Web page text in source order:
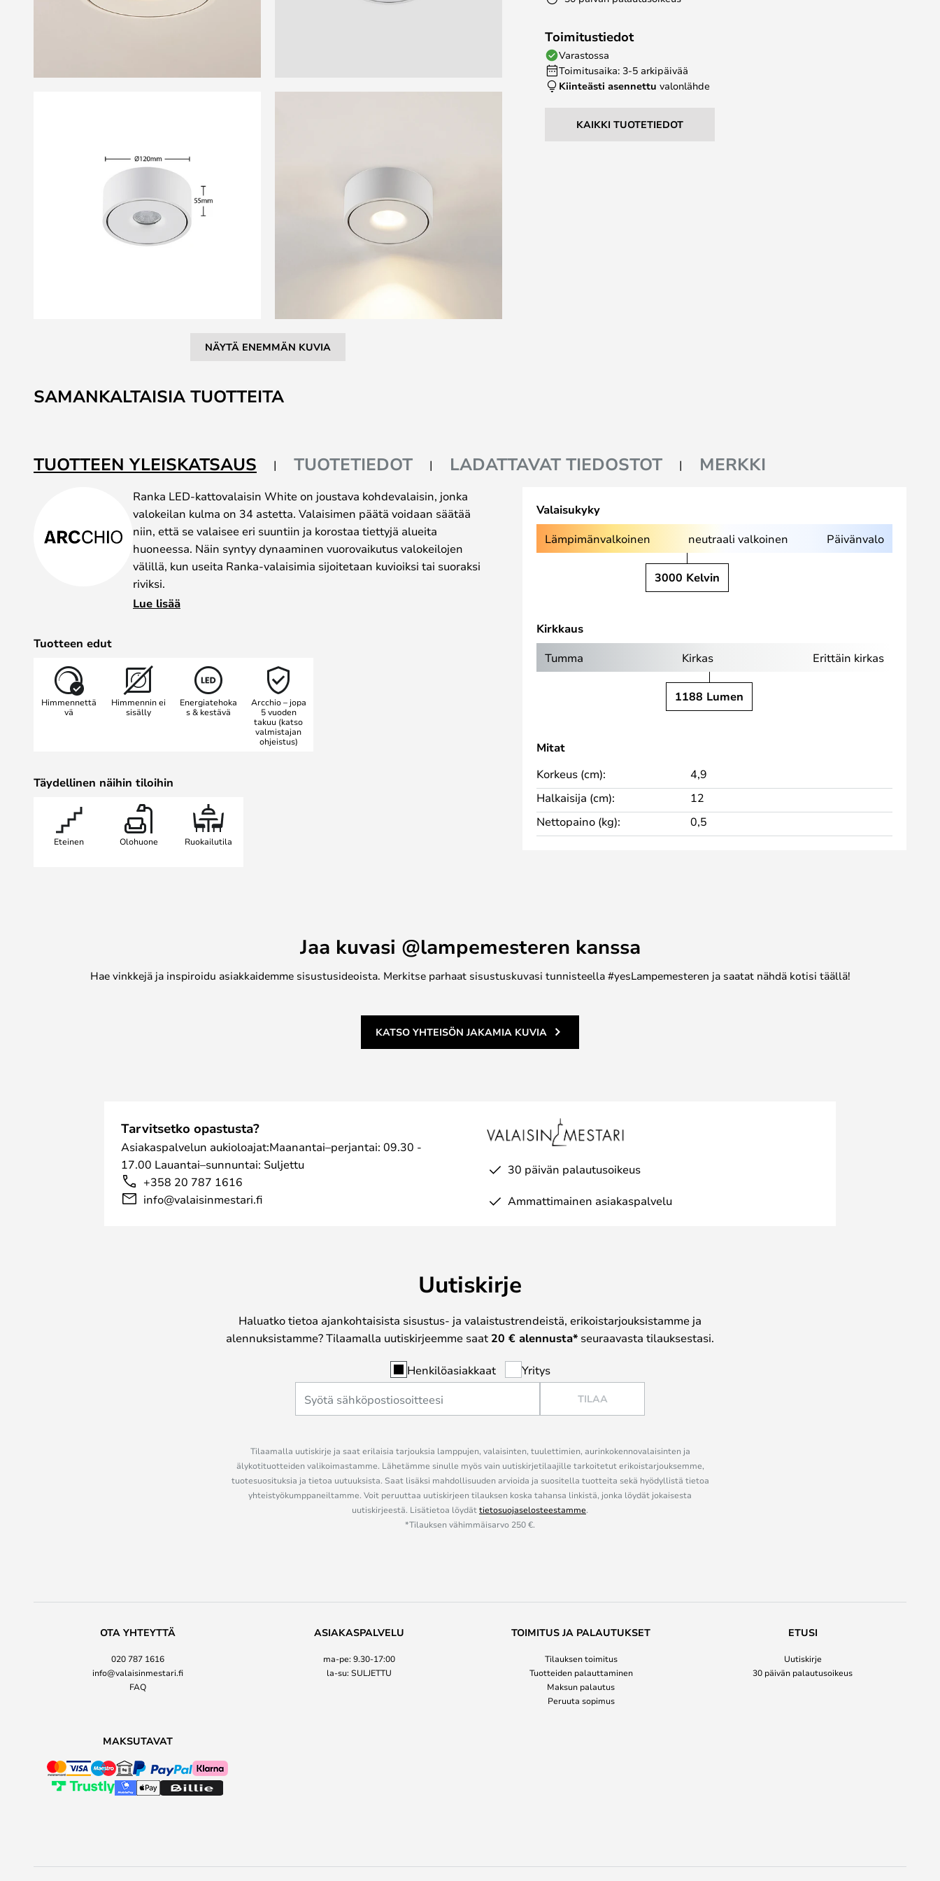
NÄYTÄ ENEMMÄN KUVIA
to
the
the
images
Toimitustiedot
Varastossa
Toimitusaika: 3-5 arkipäivää
Kiinteästi asennettu valonlähde
KAIKKI TUOTETIEDOT
SAMANKALTAISIA TUOTTEITA
TUOTTEEN YLEISKATSAUS TUOTETIEDOT LADATTAVAT TIEDOSTOT MERKKI
Ranka LED-kattovalaisin White on joustava kohdevalaisin, jonka
valokeilan kulma on 34 astetta. Valaisimen päätä voidaan säätää
niin, että se valaisee eri suuntiin ja korostaa tiettyjä alueita
huoneessa. Näin syntyy dynaaminen vuorovaikutus valokeilojen
välillä, kun useita Ranka-valaisimia sijoitetaan kuvioiksi tai suoraksi
riviksi.
Rankan valo on lämmin ja valkoinen, ja se sopii erinomaisesti
muotoilu tekevät lampusta erityisen sopivan moderniin
sisustukseen ja ammattitiloihin.
Lue lisää
Tuotteen edut
Himmennettä
vä
Himmennin ei
sisälly
Energiatehoka
s & kestävä
Arcchio – jopa
5 vuoden
takuu (katso
valmistajan
ohjeistus)
Täydellinen näihin tiloihin
Eteinen Olohuone Ruokailutila
Valaisukyky
Lämpimänvalkoinen neutraali valkoinen Päivänvalo
3000 Kelvin
Kirkkaus
Tumma Kirkas Erittäin kirkas
1188 Lumen
Mitat
Korkeus (cm):
4,9
Halkaisija (cm):
12
Nettopaino (kg):
0,5
Jaa kuvasi @lampemesteren kanssa
Hae vinkkejä ja inspiroidu asiakkaidemme sisustusideoista. Merkitse parhaat sisustuskuvasi tunnisteella #yesLampemesteren ja saatat nähdä kotisi täällä!
KATSO YHTEISÖN JAKAMIA KUVIA
Tarvitsetko opastusta?
Asiakaspalvelun aukioloajat:Maanantai–perjantai: 09.30 -
17.00 Lauantai–sunnuntai: Suljettu
+358 20 787 1616
info@valaisinmestari.fi
30 päivän palautusoikeus
Ammattimainen asiakaspalvelu
Uutiskirje
Haluatko tietoa ajankohtaisista sisustus- ja valaistustrendeistä, erikoistarjouksistamme ja
alennuksistamme? Tilaamalla uutiskirjeemme saat 20 € alennusta* seuraavasta tilauksestasi.
Henkilöasiakkaat Yritys
TILAA
Tilaamalla uutiskirje ja saat erilaisia tarjouksia lamppujen, valaisinten, tuulettimien, aurinkokennovalaisinten ja
älykotituotteiden valikoimastamme. Lähetämme sinulle myös vain uutiskirjetilaajille tarkoitetut erikoistarjouksemme,
tuotesuosituksia ja tietoa uutuuksista. Saat lisäksi mahdollisuuden arvioida ja suositella tuotteita sekä hyödyllistä tietoa
yhteistyökumppaneiltamme. Voit peruuttaa uutiskirjeen tilauksen koska tahansa linkistä, jonka löydät jokaisesta
uutiskirjeestä. Lisätietoa löydättietosuojaselosteestamme.
*Tilauksen vähimmäisarvo 250 €.
OTA YHTEYTTÄ
020 787 1616
info@valaisinmestari.fi
FAQ
ASIAKASPALVELU
ma-pe: 9.30-17:00
la-su: SULJETTU
TOIMITUS JA PALAUTUKSET
Tilauksen toimitus
Tuotteiden palauttaminen
Maksun palautus
Peruuta sopimus
ETUSI
Uutiskirje
30 päivän palautusoikeus
MAKSUTAVAT